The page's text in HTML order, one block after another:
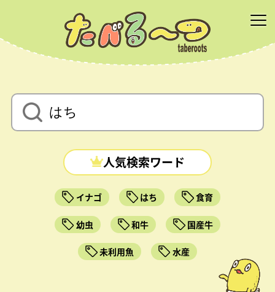
人気検索ワード
イナゴ はち 食育
幼虫 和牛 国産牛
未利用魚 水産